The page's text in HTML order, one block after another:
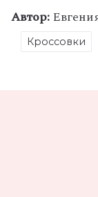
Автор:
Кроссовки